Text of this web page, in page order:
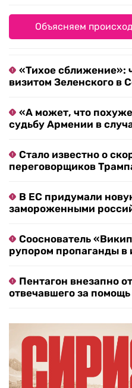
Объясняем
«Тихое сближение»:
визитом Зеленского в
«А может, что
судьбу Армении в
Стало известно о
переговорщиков
В ЕС придумали
замороженными
Сооснователь
рупором пропаганды в
Пентагон внезапно
отвечавшего за